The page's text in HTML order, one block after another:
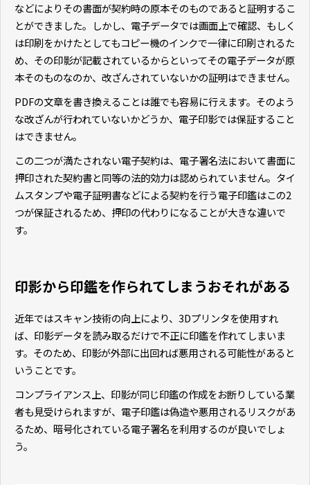
などによりその書面が契約時の原本そのものであると証明するこ
とができました。しかし、電子データでは画面上で確認、もしく
は印刷をかけたとしてもコピー機のインクで一律に印刷されるた
め、その印影が記載されているからといってその電子データが原
本そのものなのか、改ざんされていないかの証明はできません。
PDFの文章を書き換えることは誰でも容易に行えます。そのよう
な改ざんが行われていないかどうか、電子印影では保証すること
はできません。
この二つが満たされない電子契約は、電子署名法において書面に
押印された契約書と同等の法的効力は認められていません。タイ
ムスタンプや電子証明書などによる契約を行う電子印鑑はこの2
つが保証されるため、押印の代わりになることが大きな違いで
す。
印影から印鑑を作られてしまうおそれがある
近年ではスキャン技術の向上により、3Dプリンタを使用すれ
ば、印影データを読み取るだけで不正に印鑑を作れてしまいま
す。そのため、印影が外部に出回れば悪用される可能性があると
いうことです。
コンプライアンス上、印影が同じ印鑑の作成をお断りしている業
者も見受けられますが、電子印鑑は偽造や悪用されるリスクがあ
るため、暗号化されている電子署名を利用するのが良いでしょ
う。